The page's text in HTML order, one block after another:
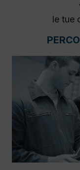
le tue